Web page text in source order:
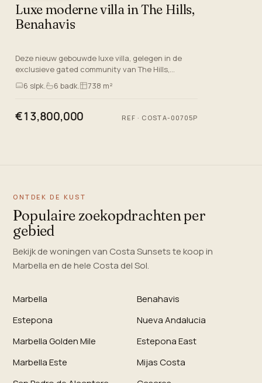
Luxe moderne villa in The Hills,
Benahavis
Deze nieuw gebouwde luxe villa, gelegen in de
exclusieve gated community van The Hills,
Benahavis, Malaga, belichaamt moderne luxe
leven. Deze accommodatie is…
6 slpk. 6 badk. 738 m²
€13,800,000 REF · COSTA-00705P
ONTDEK DE KUST
Populaire zoekopdrachten per
gebied
Bekijk de woningen van Costa Sunsets te koop in
Marbella en de hele Costa del Sol.
Marbella
Benahavis
Estepona
Nueva Andalucia
Marbella Golden Mile
Estepona East
Marbella Este
Mijas Costa